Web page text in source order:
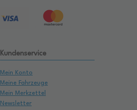
Kundenservice
Mein Konto
Meine Fahrzeuge
Mein Merkzettel
Newsletter